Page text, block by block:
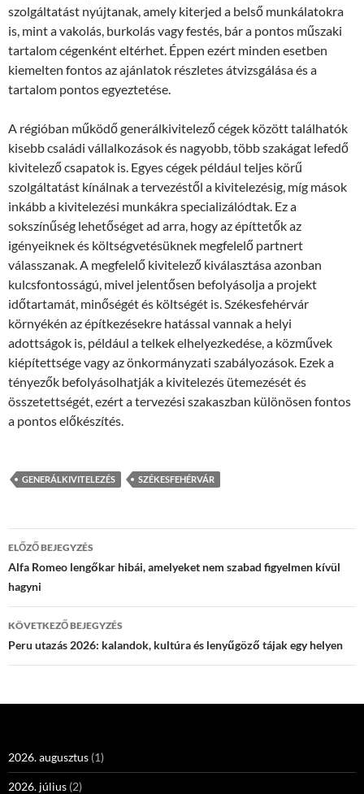
szolgáltatást nyújtanak, amely kiterjed a belső munkálatokra
is, mint a vakolás, burkolás vagy festés, bár a pontos műszaki
tartalom cégenként eltérhet. Éppen ezért minden esetben
kiemelten fontos az ajánlatok részletes átvizsgálása és a
tartalom pontos egyeztetése.
A régióban működő generálkivitelező cégek között találhatók
kisebb családi vállalkozások és nagyobb, több szakágat lefedő
kivitelező csapatok is. Egyes cégek például teljes körű
szolgáltatást kínálnak a tervezéstől a kivitelezésig, míg mások
inkább a kivitelezési munkákra specializálódtak. Ez a
sokszínűség lehetőséget ad arra, hogy az építtetők az
igényeiknek és költségvetésüknek megfelelő partnert
válasszanak. A megfelelő kivitelező kiválasztása azonban
kulcsfontosságú, mivel jelentősen befolyásolja a projekt
időtartamát, minőségét és költségét is. Székesfehérvár
környékén az építkezésekre hatással vannak a helyi
adottságok is, például a telkek elhelyezkedése, a közművek
kiépítettsége vagy az önkormányzati szabályozások. Ezek a
tényezők befolyásolhatják a kivitelezés ütemezését és
összetettségét, ezért a tervezési szakaszban különösen fontos
a pontos előkészítés.
GENERÁLKIVITELEZÉS SZÉKESFEHÉRVÁR
Bejegyzés
navigáció
ELŐZŐ BEJEGYZÉS
Alfa Romeo lengőkar hibái, amelyeket nem szabad figyelmen kívül
hagyni
KÖVETKEZŐ BEJEGYZÉS
Peru utazás 2026: kalandok, kultúra és lenyűgöző tájak egy helyen
2026. augusztus (1)
2026. július (2)